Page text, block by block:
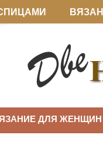
ДЛЯ ЖЕНЩИН